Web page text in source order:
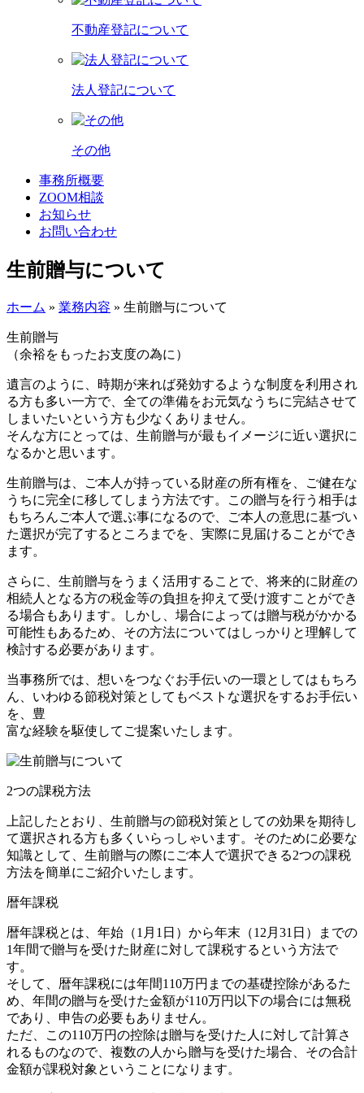
不動産登記について
法人登記について
その他
事務所概要
ZOOM相談
お知らせ
お問い合わせ
生前贈与について
ホーム » 業務内容 » 生前贈与について
生前贈与
（余裕をもったお支度の為に）
遺言のように、時期が来れば発効するような制度を利用され
る方も多い一方で、全ての準備をお元気なうちに完結させて
しまいたいという方も少なくありません。
そんな方にとっては、生前贈与が最もイメージに近い選択に
なるかと思います。
生前贈与は、ご本人が持っている財産の所有権を、ご健在な
うちに完全に移してしまう方法です。この贈与を行う相手は
もちろんご本人で選ぶ事になるので、ご本人の意思に基づい
た選択が完了するところまでを、実際に見届けることができ
ます。
さらに、生前贈与をうまく活用することで、将来的に財産の
相続人となる方の税金等の負担を抑えて受け渡すことができ
る場合もあります。しかし、場合によっては贈与税がかかる
可能性もあるため、その方法についてはしっかりと理解して
検討する必要があります。
当事務所では、想いをつなぐお手伝いの一環としてはもちろ
ん、いわゆる節税対策としてもベストな選択をするお手伝い
を、豊
富な経験を駆使してご提案いたします。
2つの課税方法
上記したとおり、生前贈与の節税対策としての効果を期待し
て選択される方も多くいらっしゃいます。そのために必要な
知識として、生前贈与の際にご本人で選択できる2つの課税
方法を簡単にご紹介いたします。
暦年課税
暦年課税とは、年始（1月1日）から年末（12月31日）までの
1年間で贈与を受けた財産に対して課税するという方法で
す。
そして、暦年課税には年間110万円までの基礎控除があるた
め、年間の贈与を受けた金額が110万円以下の場合には無税
であり、申告の必要もありません。
ただ、この110万円の控除は贈与を受けた人に対して計算さ
れるものなので、複数の人から贈与を受けた場合、その合計
金額が課税対象ということになります。